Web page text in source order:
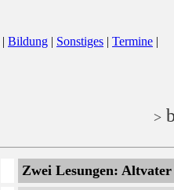
| Bildung | Sonstiges | Termine |
>
Zwei Lesungen: